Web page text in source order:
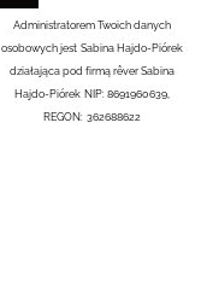
Administratorem Twoich danych
osobowych jest Sabina Hajdo-Piórek
działająca pod firmą rêver Sabina
Hajdo-Piórek NIP: 8691960639,
REGON: 362688622